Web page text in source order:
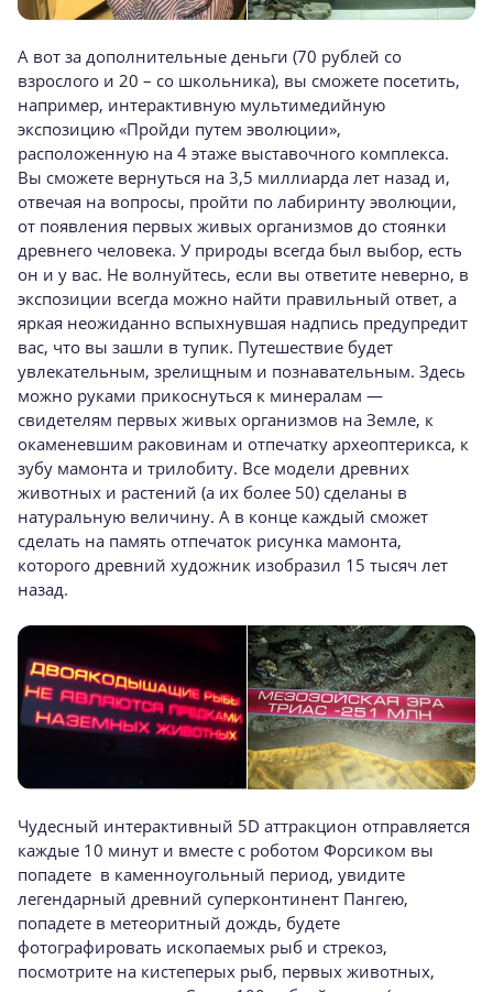
А вот за дополнительные деньги (70 рублей со
взрослого и 20 – со школьника), вы сможете посетить,
например, интерактивную мультимедийную
экспозицию «Пройди путем эволюции»,
расположенную на 4 этаже выставочного комплекса.
Вы сможете вернуться на 3,5 миллиарда лет назад и,
отвечая на вопросы, пройти по лабиринту эволюции,
от появления первых живых организмов до стоянки
древнего человека. У природы всегда был выбор, есть
он и у вас. Не волнуйтесь, если вы ответите неверно, в
экспозиции всегда можно найти правильный ответ, а
яркая неожиданно вспыхнувшая надпись предупредит
вас, что вы зашли в тупик. Путешествие будет
увлекательным, зрелищным и познавательным. Здесь
можно руками прикоснуться к минералам —
свидетелям первых живых организмов на Земле, к
окаменевшим раковинам и отпечатку археоптерикса, к
зубу мамонта и трилобиту. Все модели древних
животных и растений (а их более 50) сделаны в
натуральную величину. А в конце каждый сможет
сделать на память отпечаток рисунка мамонта,
которого древний художник изобразил 15 тысяч лет
назад.
Чудесный интерактивный 5D аттракцион отправляется
каждые 10 минут и вместе с роботом Форсиком вы
попадете в каменноугольный период, увидите
легендарный древний суперконтинент Пангею,
попадете в метеоритный дождь, будете
фотографировать ископаемых рыб и стрекоз,
посмотрите на кистеперых рыб, первых животных,